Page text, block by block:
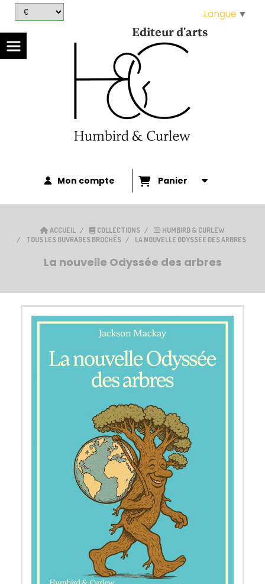
Editeur d'arts
Mon compte Panier
ACCUEIL COLLECTIONS
HUMBIRD & CURLEW
TOUS LES OUVRAGES BROCHÉS
LA NOUVELLE ODYSSÉE DES ARBRES
La nouvelle Odyssée des arbres
Langue ▼
Panneau de gestion des cookies